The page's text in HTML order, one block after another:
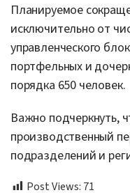
Планируемое
исключительно от
управленческого
портфельных и
порядка 650 человек.
Важно подчеркнуть,
производственный
подразделений и
Post Views: 71